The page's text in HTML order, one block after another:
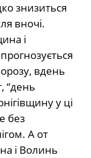
знизиться
вночі.
і
вдень
“день
у ці
без
А от
і Волинь